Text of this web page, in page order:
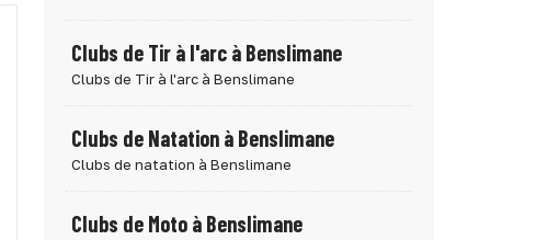
Clubs de Tir à l'arc à Benslimane
Clubs de Tir à l'arc à Benslimane
Clubs de Natation à Benslimane
Clubs de natation à Benslimane
Clubs de Moto à Benslimane